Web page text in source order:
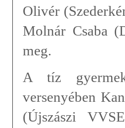
Olivér
Molnár Csaba
meg.
A tíz
versenyében
(Újszászi